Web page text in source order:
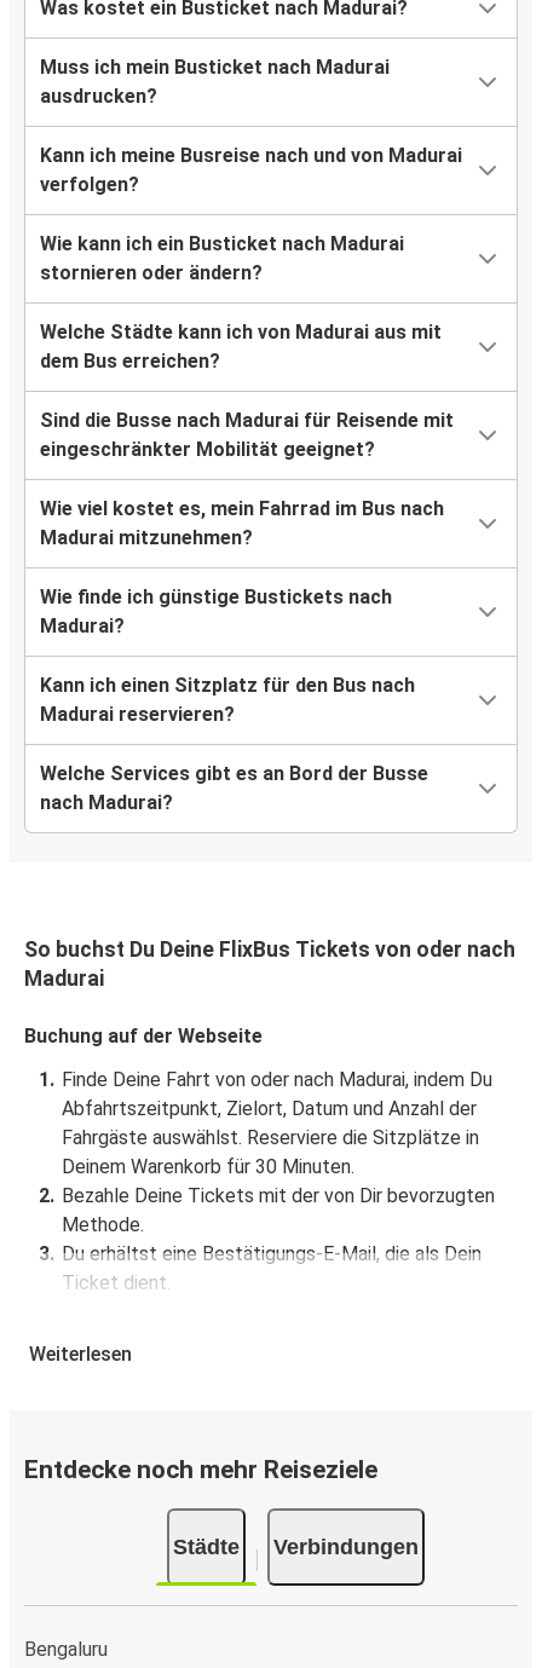
Was kostet ein Busticket nach Madurai?
Muss ich mein Busticket nach Madurai
ausdrucken?
Kann ich meine Busreise nach und von Madurai
verfolgen?
Wie kann ich ein Busticket nach Madurai
stornieren oder ändern?
Welche Städte kann ich von Madurai aus mit
dem Bus erreichen?
Sind die Busse nach Madurai für Reisende mit
eingeschränkter Mobilität geeignet?
Wie viel kostet es, mein Fahrrad im Bus nach
Madurai mitzunehmen?
Wie finde ich günstige Bustickets nach
Madurai?
Kann ich einen Sitzplatz für den Bus nach
Madurai reservieren?
Welche Services gibt es an Bord der Busse
nach Madurai?
So buchst Du Deine FlixBus Tickets von oder nach
Madurai
Buchung auf der Webseite
Finde Deine Fahrt von oder nach Madurai, indem Du
Abfahrtszeitpunkt, Zielort, Datum und Anzahl der
Fahrgäste auswählst. Reserviere die Sitzplätze in
Deinem Warenkorb für 30 Minuten.
Bezahle Deine Tickets mit der von Dir bevorzugten
Methode.
Du erhältst eine Bestätigungs-E-Mail, die als Dein
Ticket dient.
Buchung über die App
Madurai in der App.
Verkaufsstellen für Tickets
Ticketverkaufsstellen oder FlixShops.
Weiterlesen
Entdecke noch mehr Reiseziele
Städte Verbindungen
Bengaluru